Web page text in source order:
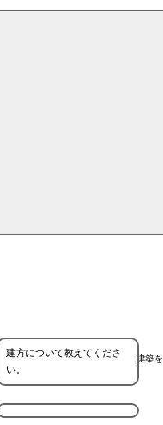
建築
建方について教えてくださ
い。